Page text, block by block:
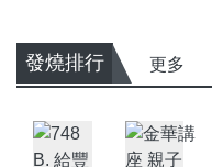
發燒排行 更多